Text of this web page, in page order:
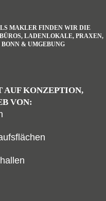
MAKLER FINDEN WIR DIE
LADEN­LOKALE, PRAXEN,
& UMGEBUNG
AUF KONZEPTION,
VON: